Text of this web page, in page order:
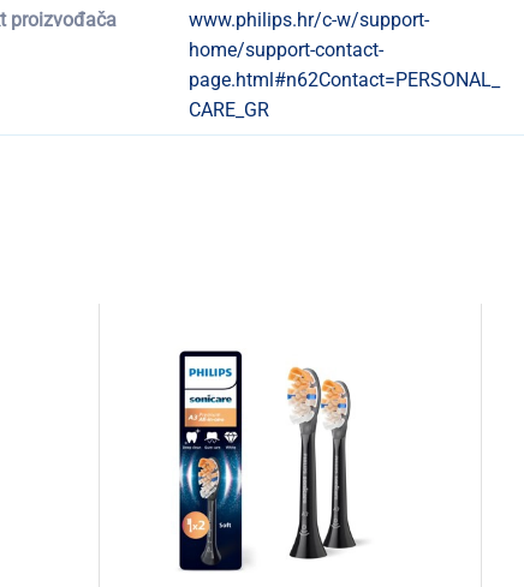
proizvođača
www.philips.hr/c-w/support-
home/support-contact-
page.html#n62Contact=PERSONAL_
CARE_GR